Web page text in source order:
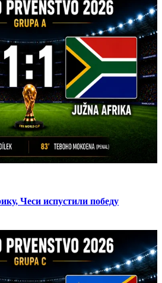
Чеси испустили победу